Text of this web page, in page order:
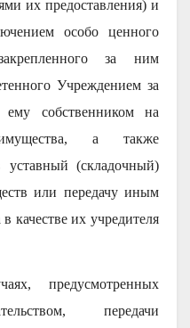
их предоставления) и
особо ценного
за ним
Учреждением за
ему собственником на
а также
(складочный)
или передачу иным
качестве их учредителя
предусмотренных
передачи